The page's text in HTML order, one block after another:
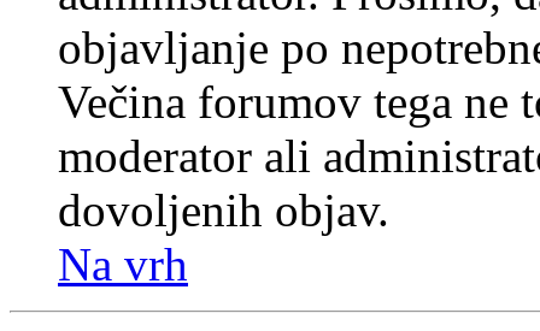
objavljanje po
Večina forumov tega ne
moderator ali
dovoljenih objav.
Na vrh